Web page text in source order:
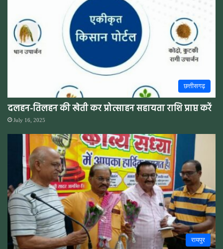
छत्तीसगढ़
दलहन-तिलहन की खेती कर प्रोत्साहन सहायता राशि प्राप्त करें
July 16, 2025
रायपुर